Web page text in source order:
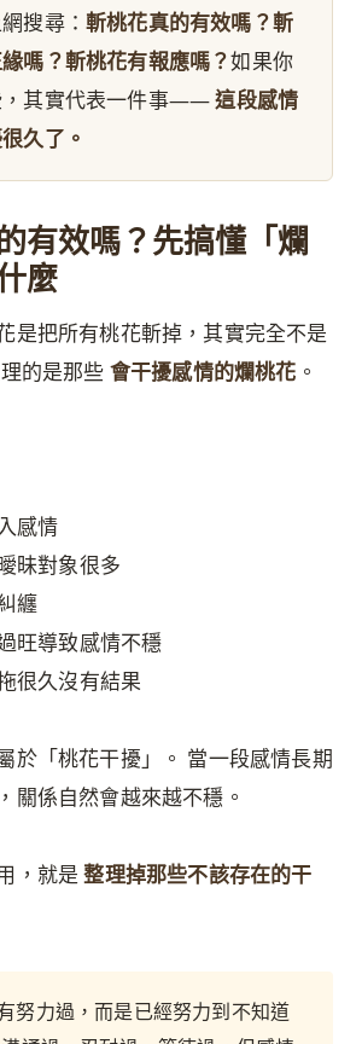
搜尋： 斬桃花真的有效嗎？斬
嗎？斬桃花有報應嗎？如果你
，其實代表一件事——這段感情
久了。
有效嗎？先搞懂「爛
麼
是把所有桃花斬掉，其實完全不是
的是那些 會干擾感情的爛桃花 。
感情
昧對象很多
纏
旺導致感情不穩
很久沒有結果
於「桃花干擾」。 當一段感情長期
關係自然會越來越不穩。
，就是整理掉那些不該存在的干
努力過，而是已經努力到不知道